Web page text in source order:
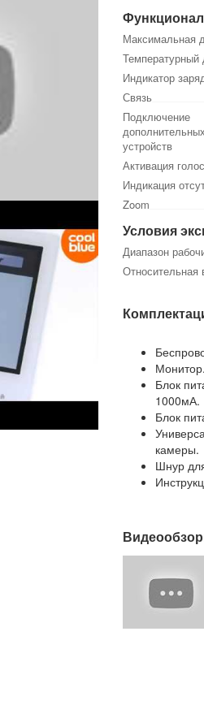
Максимальная
Температурный
Индикатор
Связь
Подключение
дополнительных
устройств
Активация
Индикация
Zoom
Условия
Диапазон
Относительная
Монитор.
Блок
1000мА.
Блок
камеры.
Шнур